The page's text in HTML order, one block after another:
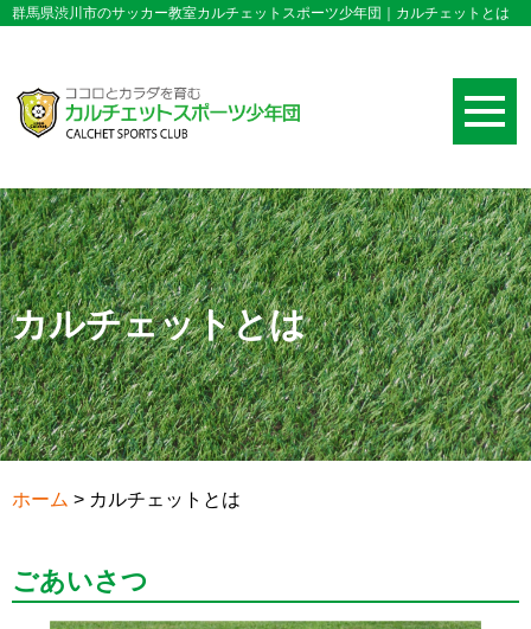
群馬県渋川市のサッカー教室カルチェットスポーツ少年団｜カルチェットとは
カルチェットとは
ホーム > カルチェットとは
ごあいさつ